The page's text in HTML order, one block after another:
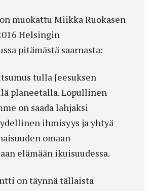
muokattu Miikka Ruokasen
Helsingin
pitämästä saarnasta:
tulla Jeesuksen
planeetalla. Lopullinen
on saada lahjaksi
ihmisyys ja yhtyä
omaan
elämään ikuisuudessa.
on täynnä tällaista